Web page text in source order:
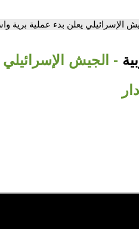
الإسرائيلي يعلن بدء عملية برية
- الجيش